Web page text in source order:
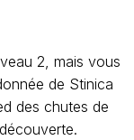
2, mais vous
de Stinica
des chutes de